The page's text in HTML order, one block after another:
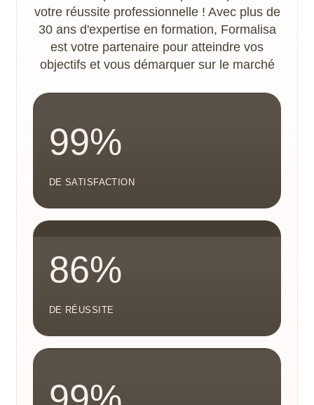
votre réussite professionnelle ! Avec plus de
30 ans d'expertise en formation, Formalisa
est votre partenaire pour atteindre vos
objectifs et vous démarquer sur le marché
99%
DE SATISFACTION
86%
DE RÉUSSITE